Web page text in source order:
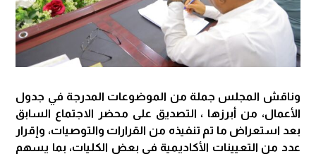
وناقش المجلس جملة من الموضوعات المدرجة في جدول
الأعمال، من أبرزها ، التصديق على محضر الاجتماع السابق
بعد استعراض ما تم تنفيذه من القرارات والتوصيات، وإقرار
عدد من التعيينات الأكاديمية في بعض الكليات، بما يسهم